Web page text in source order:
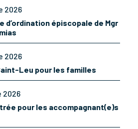
2026
d’ordination épiscopale de Mgr
2026
Leu pour les familles
2026
pour les accompagnant(e)s